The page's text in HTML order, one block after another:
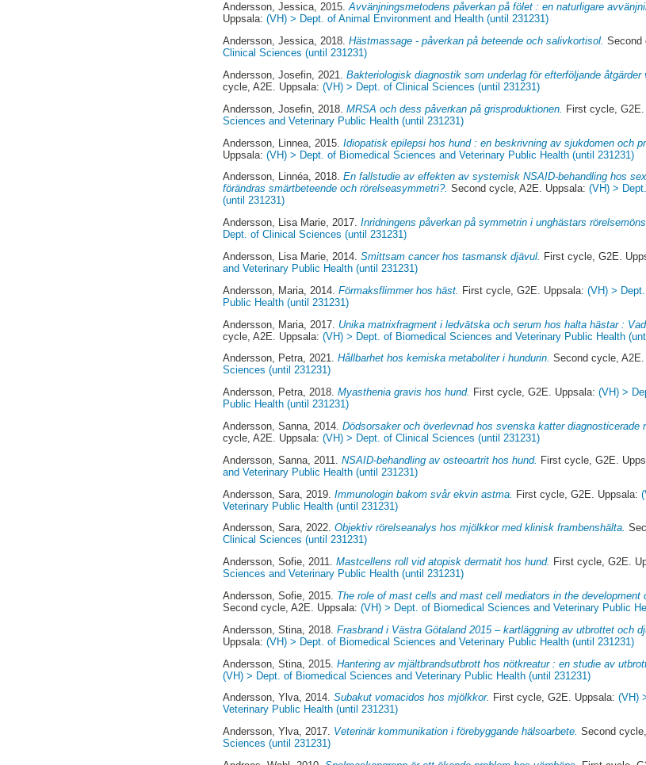
Andersson, Jessica, 2015.Avvänjningsmetodens påverkan på fölet : en naturligare
Uppsala:(VH) > Dept. of Animal Environment and Health (until 231231)
Andersson, Jessica, 2018.Hästmassage - påverkan på beteende och salivkortisol. Second
Clinical Sciences (until 231231)
Andersson, Josefin, 2021.Bakteriologisk diagnostik som underlag för efterföljande
cycle, A2E. Uppsala:(VH) > Dept. of Clinical Sciences (until 231231)
Andersson, Josefin , 2018.MRSA och dess påverkan på grisproduktionen. First cycle,
Sciences and Veterinary Public Health (until 231231)
Andersson, Linnea , 2015.Idiopatisk epilepsi hos hund : en beskrivning av sjukdomen och
Uppsala:(VH) > Dept. of Biomedical Sciences and Veterinary Public Health (until 231231)
Andersson, Linnéa, 2018.En fallstudie av effekten av systemisk NSAID-behandling hos
förändras smärtbeteende och rörelseasymmetri?. Second cycle, A2E. Uppsala:(VH) >
(until 231231)
Andersson, Lisa Marie, 2017.Inridningens påverkan på symmetrin i unghästars
Dept. of Clinical Sciences (until 231231)
Andersson, Lisa Marie, 2014.Smittsam cancer hos tasmansk djävul. First cycle, G2E.
and Veterinary Public Health (until 231231)
Andersson, Maria , 2014.Förmaksflimmer hos häst. First cycle, G2E. Uppsala:(VH) >
Public Health (until 231231)
Andersson, Maria , 2017. Unika matrixfragment i ledvätska och serum hos halta hästar :
cycle, A2E. Uppsala:(VH) > Dept. of Biomedical Sciences and Veterinary Public Health
Andersson, Petra, 2021.Hållbarhet hos kemiska metaboliter i hundurin. Second cycle,
Sciences (until 231231)
Andersson, Petra, 2018.Myasthenia gravis hos hund. First cycle, G2E. Uppsala:(VH) >
Public Health (until 231231)
Andersson, Sanna, 2014.Dödsorsaker och överlevnad hos svenska katter diagnosticerade
cycle, A2E. Uppsala:(VH) > Dept. of Clinical Sciences (until 231231)
Andersson, Sanna , 2011.NSAID-behandling av osteoartrit hos hund. First cycle, G2E.
and Veterinary Public Health (until 231231)
Andersson, Sara , 2019.Immunologin bakom svår ekvin astma. First cycle, G2E. Uppsala:
Veterinary Public Health (until 231231)
Andersson, Sara, 2022.Objektiv rörelseanalys hos mjölkkor med klinisk frambenshälta.
Clinical Sciences (until 231231)
Andersson, Sofie, 2011.Mastcellens roll vid atopisk dermatit hos hund. First cycle, G2E.
Sciences and Veterinary Public Health (until 231231)
Andersson, Sofie , 2015. The role of mast cells and mast cell mediators in the development
Second cycle, A2E. Uppsala:(VH) > Dept. of Biomedical Sciences and Veterinary Public
Andersson, Stina , 2018.Frasbrand i Västra Götaland 2015 – kartläggning av utbrottet och
Uppsala:(VH) > Dept. of Biomedical Sciences and Veterinary Public Health (until 231231)
Andersson, Stina , 2015.Hantering av mjältbrandsutbrott hos nötkreatur : en studie av
(VH) > Dept. of Biomedical Sciences and Veterinary Public Health (until 231231)
Andersson, Ylva, 2014.Subakut vomacidos hos mjölkkor. First cycle, G2E. Uppsala:(VH)
Veterinary Public Health (until 231231)
Andersson, Ylva, 2017. Veterinär kommunikation i förebyggande hälsoarbete. Second
Sciences (until 231231)